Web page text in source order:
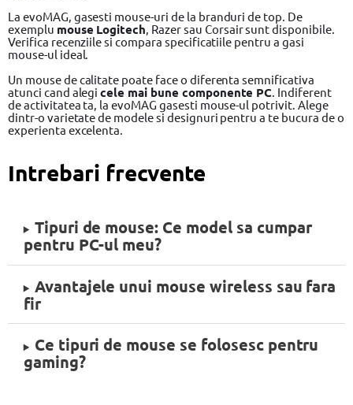
La evoMAG, gasesti mouse-uri de la branduri de top. De
exemplu mouse Logitech, Razer sau Corsair sunt disponibile.
Verifica recenziile si compara specificatiile pentru a gasi
mouse-ul ideal.
Un mouse de calitate poate face o diferenta semnificativa
atunci cand alegicele mai bune componente PC. Indiferent
de activitatea ta, la evoMAG gasesti mouse-ul potrivit. Alege
dintr-o varietate de modele si designuri pentru a te bucura de o
experienta excelenta.
Intrebari frecvente
Tipuri de mouse: Ce model sa cumpar
pentru PC-ul meu?
Avantajele unui mouse wireless sau fara
fir
Ce tipuri de mouse se folosesc pentru
gaming?